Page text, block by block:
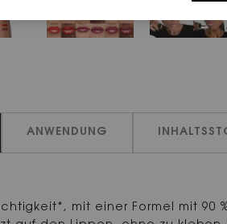
ANWENDUNG
mit einer Formel mit 90